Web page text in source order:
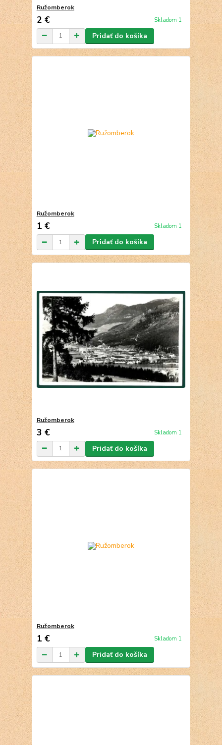
Ružomberok
2 € Skladom 1
Pridať do košíka
Ružomberok
1 € Skladom 1
Pridať do košíka
Ružomberok
3 € Skladom 1
Pridať do košíka
Ružomberok
1 € Skladom 1
Pridať do košíka